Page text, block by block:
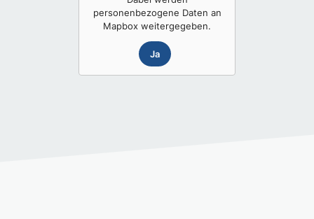
personenbezogene Daten an
Mapbox weitergegeben.
Ja